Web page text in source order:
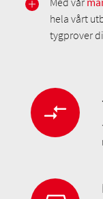
hela vårt
tygprover